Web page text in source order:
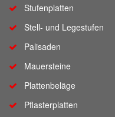
Stufenplatten
Stell- und Legestufen
Palisaden
Mauersteine
Plattenbeläge
Pflasterplatten